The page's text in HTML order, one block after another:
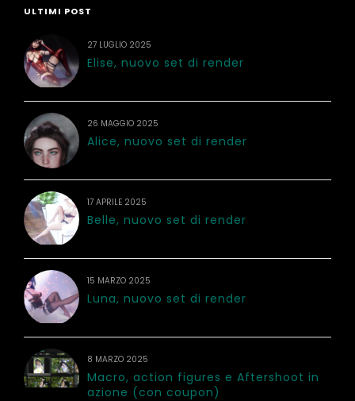
ULTIMI POST
27 LUGLIO 2025
Elise, nuovo set di render
26 MAGGIO 2025
Alice, nuovo set di render
17 APRILE 2025
Belle, nuovo set di render
15 MARZO 2025
Luna, nuovo set di render
8 MARZO 2025
Macro, action figures e Aftershoot in
azione (con coupon)